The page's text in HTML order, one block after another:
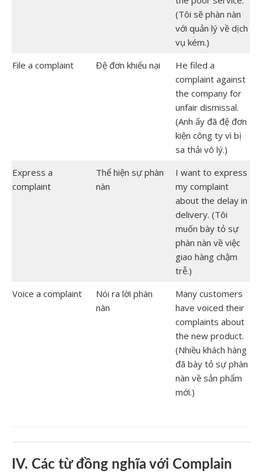
(Tôi sẽ phàn nàn
với quản lý về dịch
vụ kém.)
File a complaint
Đệ đơn khiếu nại
He filed a
complaint against
the company for
unfair dismissal.
(Anh ấy đã đệ đơn
kiện công ty vì bị
sa thải vô lý.)
Express a
complaint
Thể hiện sự phàn
nàn
I want to express
my complaint
about the delay in
delivery. (Tôi
muốn bày tỏ sự
phàn nàn về việc
giao hàng chậm
trễ.)
Voice a complaint
Nói ra lời phàn
nàn
Many customers
have voiced their
complaints about
the new product.
(Nhiều khách hàng
đã bày tỏ sự phàn
nàn về sản phẩm
mới.)
IV. Các từ đồng nghĩa với Complain